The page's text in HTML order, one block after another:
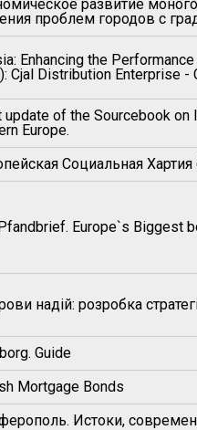
развитие
проблем городов с
Enhancing the
Cjal Distribution Enterprise -
update of the Sourcebook
Europe.
Социальная
Europe`s Biggest
надiй: розробка
Guide
Mortgage Bonds
Истоки,